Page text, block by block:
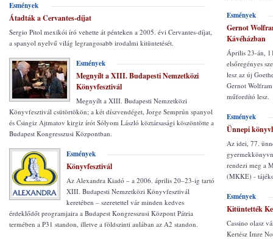
Esmények
Átadták a Cervantes-díjat
Sergio Pitol mexikói író vehette át pénteken a 2005. évi Cervantes-díjat,
a spanyol nyelvű világ legrangosabb irodalmi kitüntetését.
Esmények
Megnyílt a XIII. Budapesti Nemzetközi
Könyvfesztivál
Megnyílt a XIII. Budapesti Nemzetközi
Könyvfesztivál csütörtökön; a két díszvendéget, Jorge Semprún spanyol
és Csingiz Ajtmatov kirgiz írót Sólyom László köztársasági köszöntötte a
Budapest Kongresszusi Központban.
Esmények
Könyvfesztivál
Az Alexandra Kiadó – a 2006. április 20–23-ig tartó
XIII. Budapesti Nemzetközi Könyvfesztivál
keretében – szeretettel vár minden kedves
érdeklődőt programjaira a Budapest Kongresszusi Központ Pátria
termében a P31 standon, illetve a földszinti aulában az A2 standon.
Esmények
Gernot
Kávéházban
Április 23-án,
elsőregényes
lesz az új
Gernot
műfordító lesz.
Esmények
Ünnepi
Az idei, 77.
rendezi meg a
(MKKE) -
Esmények
Kitüntették
Cassino olasz
Kertész Imre